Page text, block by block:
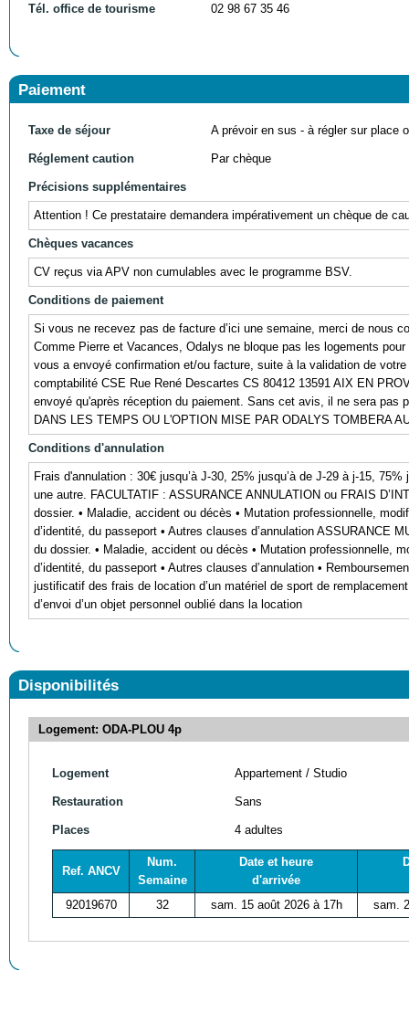
Tél. office de tourisme 02 98 67 35 46
Paiement
Taxe de séjour A prévoir en sus - à régler sur place
Réglement caution Par chèque
Précisions supplémentaires
Attention ! Ce prestataire demandera impérativement un chèque de
Chèques vacances
CV reçus via APV non cumulables avec le programme BSV.
Conditions de paiement
Si vous ne recevez pas de facture d’ici une semaine, merci de nous
Comme Pierre et Vacances, Odalys ne bloque pas les logements
vous a envoyé confirmation et/ou facture, suite à la validation de
comptabilité CSE Rue René Descartes CS 80412 13591 AIX EN
envoyé qu'après réception du paiement. Sans cet avis, il ne sera pas
DANS LES TEMPS OU L'OPTION MISE PAR ODALYS TOMBERA
Conditions d'annulation
Frais d'annulation : 30€ jusqu’à J-30, 25% jusqu’à de J-29 à j-15,
une autre. FACULTATIF : ASSURANCE ANNULATION ou FRAIS
dossier. • Maladie, accident ou décès • Mutation professionnelle,
d’identité, du passeport • Autres clauses d’annulation
du dossier. • Maladie, accident ou décès • Mutation professionnelle,
d’identité, du passeport • Autres clauses d’annulation •
justificatif des frais de location d’un matériel de sport de
d’envoi d’un objet personnel oublié dans la location
Disponibilités
Logement: ODA-PLOU 4p
Logement Appartement / Studio
Restauration Sans
Places 4 adultes
Ref. ANCV
Num.
Semaine
Date et heure
d'arrivée
92019670 32 sam. 15 août 2026 à 17h sam.